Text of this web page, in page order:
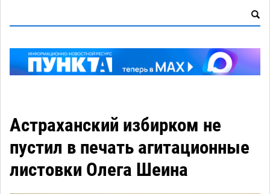
Астраханский избирком не
пустил в печать агитационные
листовки Олега Шеина